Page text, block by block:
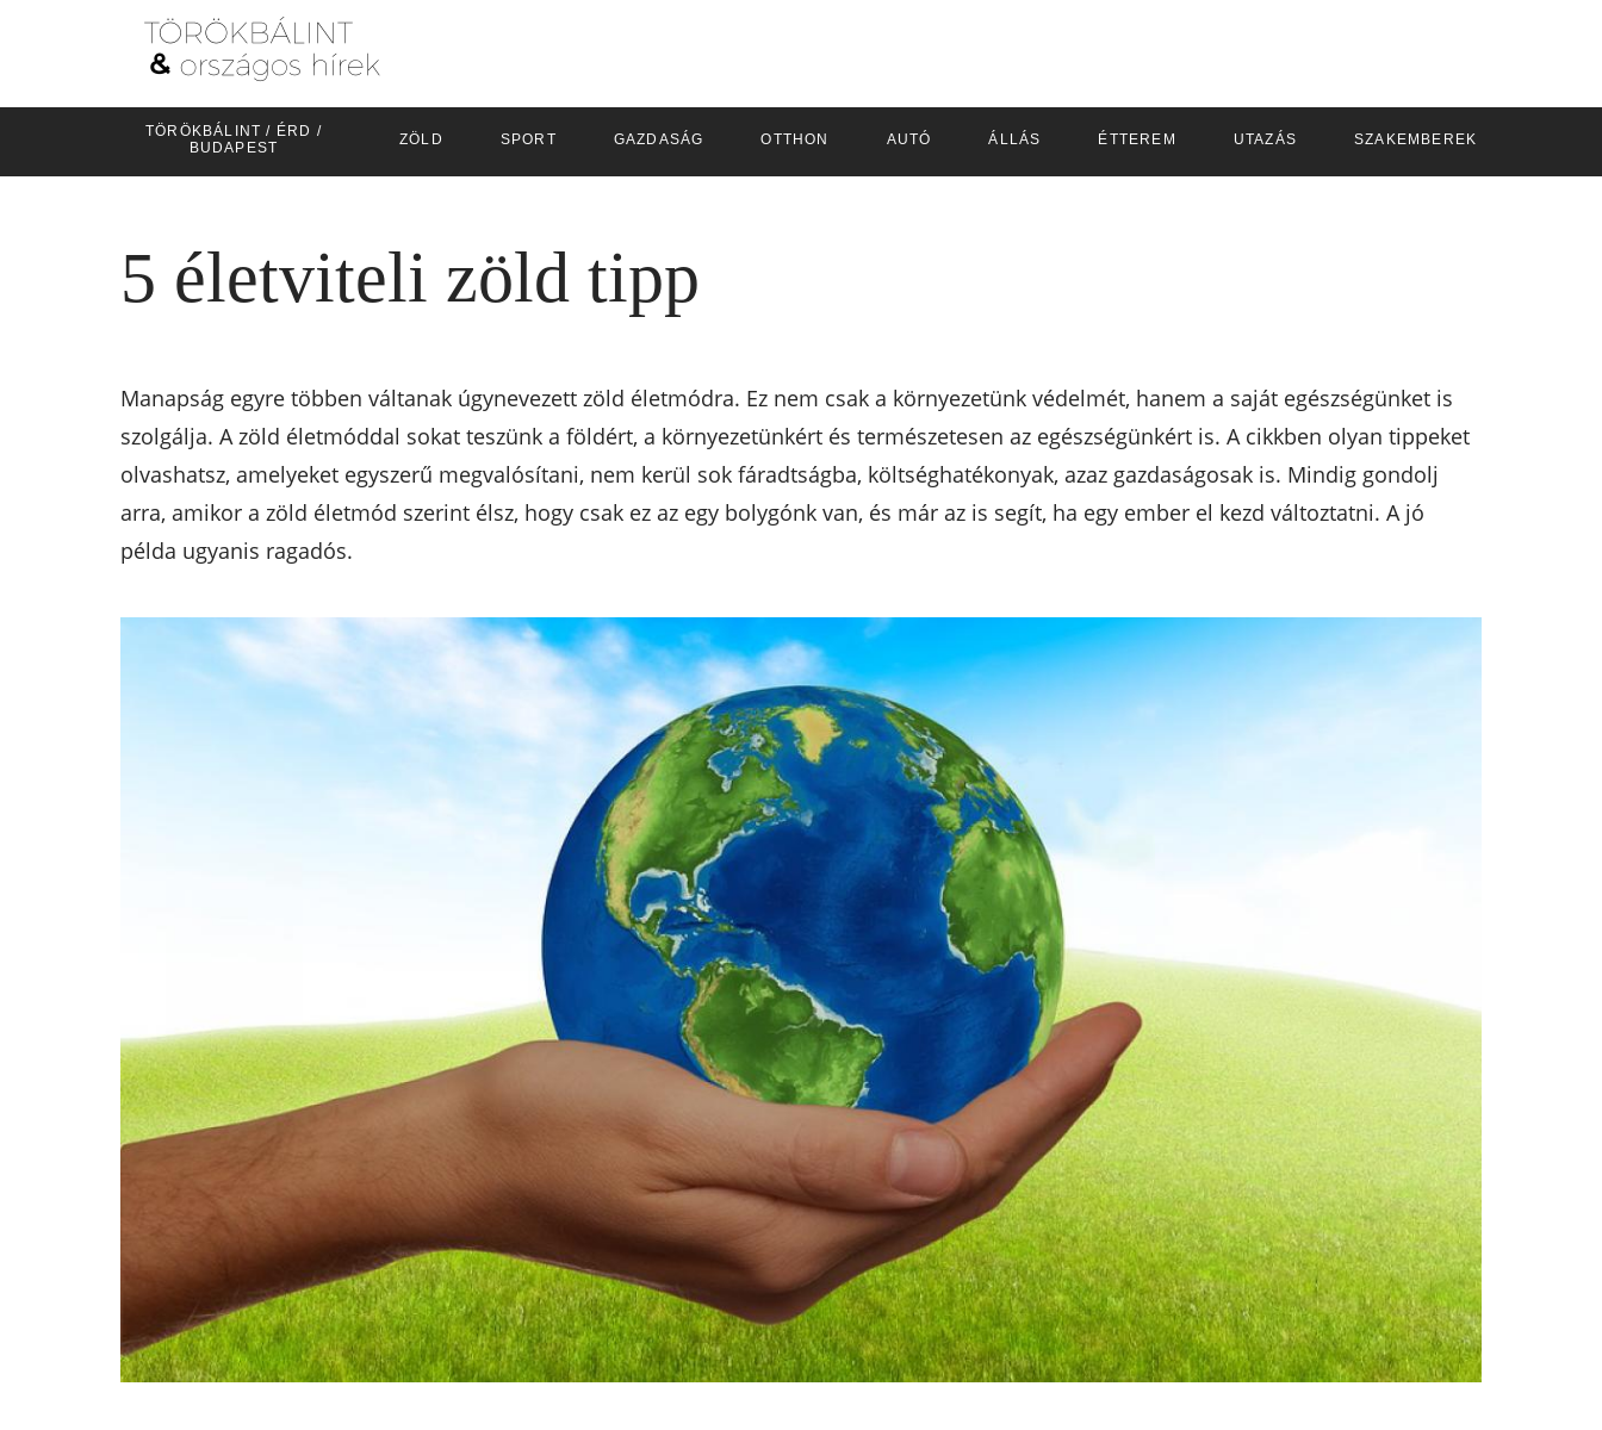
TÖRÖKBÁLINT / ÉRD /
BUDAPEST
ZÖLD SPORT GAZDASÁG OTTHON AUTÓ ÁLLÁS ÉTTEREM UTAZÁS SZAKEMBEREK
5 életviteli zöld tipp
Manapság egyre többen váltanak úgynevezett zöld életmódra. Ez nem csak a környezetünk védelmét, hanem a saját egészségünket is
szolgálja. A zöld életmóddal sokat teszünk a földért, a környezetünkért és természetesen az egészségünkért is. A cikkben olyan tippeket
olvashatsz, amelyeket egyszerű megvalósítani, nem kerül sok fáradtságba, költséghatékonyak, azaz gazdaságosak is. Mindig gondolj
arra, amikor a zöld életmód szerint élsz, hogy csak ez az egy bolygónk van, és már az is segít, ha egy ember el kezd változtatni. A jó
példa ugyanis ragadós.